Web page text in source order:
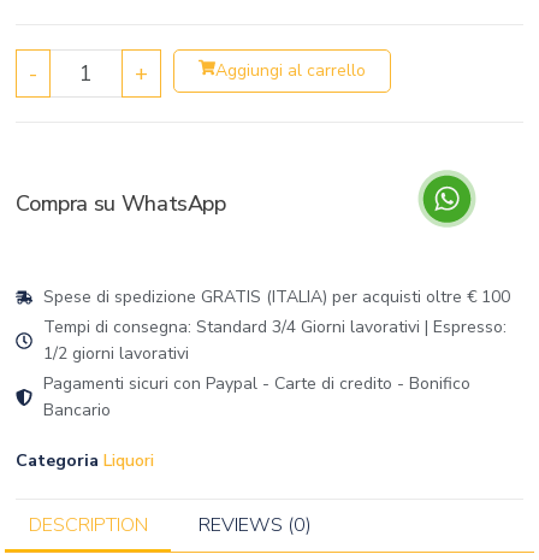
- + Aggiungi al carrello
Compra su WhatsApp
Spese di spedizione GRATIS (ITALIA) per acquisti oltre € 100
Tempi di consegna: Standard 3/4 Giorni lavorativi | Espresso:
1/2 giorni lavorativi
Pagamenti sicuri con Paypal - Carte di credito - Bonifico
Bancario
Categoria Liquori
DESCRIPTION REVIEWS (0)